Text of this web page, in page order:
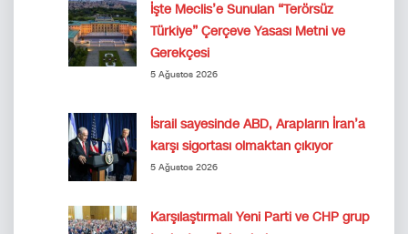
İşte Meclis’e Sunulan “Terörsüz
Türkiye” Çerçeve Yasası Metni ve
Gerekçesi
5 Ağustos 2026
İsrail sayesinde ABD, Arapların İran’a
karşı sigortası olmaktan çıkıyor
5 Ağustos 2026
Karşılaştırmalı Yeni Parti ve CHP grup